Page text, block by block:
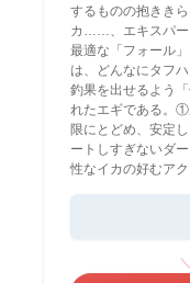
するものの抱きき
カ……、エキスパー
最適な「フォール
は、どんなにタフ
釣果を出せるよう
れたエギである。①
限にとどめ、安定
ートしすぎないダ
性なイカの好むアク